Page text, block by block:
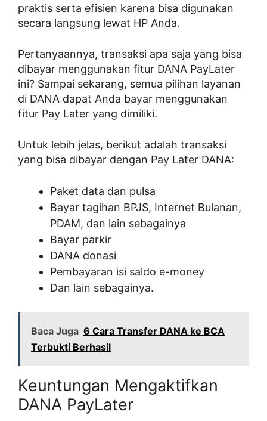
praktis serta efisien karena bisa digunakan
secara langsung lewat HP Anda.
Pertanyaannya, transaksi apa saja yang bisa
dibayar menggunakan fitur DANA PayLater
ini? Sampai sekarang, semua pilihan layanan
di DANA dapat Anda bayar menggunakan
fitur Pay Later yang dimiliki.
Untuk lebih jelas, berikut adalah transaksi
yang bisa dibayar dengan Pay Later DANA:
Paket data dan pulsa
Bayar tagihan BPJS, Internet Bulanan,
PDAM, dan lain sebagainya
Bayar parkir
DANA donasi
Pembayaran isi saldo e-money
Dan lain sebagainya.
Baca Juga 6 Cara Transfer DANA ke BCA
Terbukti Berhasil
Keuntungan Mengaktifkan
DANA PayLater